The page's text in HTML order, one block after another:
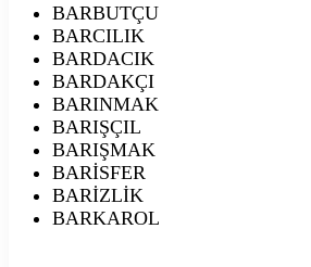
BARBUTÇU
BARCILIK
BARDACIK
BARDAKÇI
BARINMAK
BARIŞÇIL
BARIŞMAK
BARİSFER
BARİZLİK
BARKAROL